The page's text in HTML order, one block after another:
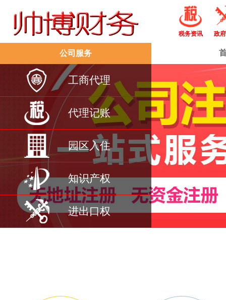
税务资讯 政
公司服务
工商代理
代理记账
园区入住
知识产权
进出口权